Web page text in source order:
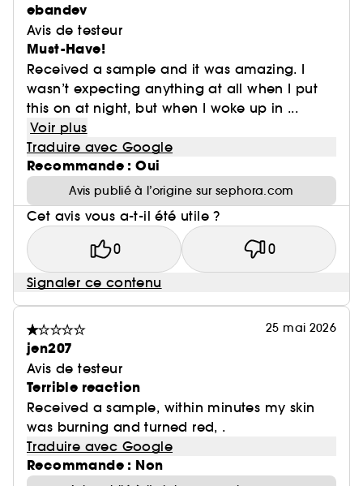
ebandev
Avis de testeur
Must-Have!
Received a sample and it was amazing. I
wasn’t expecting anything at all when I put
this on at night, but when I woke up in ...
Voir plus
Traduire avec Google
Recommande : Oui
Avis publié à l’origine sur sephora.com
Cet avis vous a-t-il été utile ?
0 0
Signaler ce contenu
25 mai 2026
jen207
Avis de testeur
Terrible reaction
Received a sample, within minutes my skin
was burning and turned red, .
Traduire avec Google
Recommande : Non